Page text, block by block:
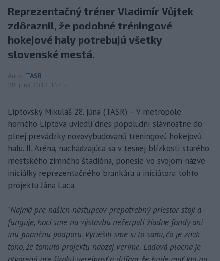
Reprezentačný tréner Vladimír Vůjtek
zdôraznil, že podobné tréningové
hokejové haly potrebujú všetky
slovenské mestá.
Autor TASR
28. júna 2014 16:15
Liptovský Mikuláš 28. júna (TASR) – V metropole
horného Liptova uviedli dnes popoludní slávnostne do
plnej prevádzky novovybudovanú tréningovú hokejovú
halu. JL Aréna, nachádzajúca sa v tesnej blízkosti starého
mestského zimného štadióna, ponesie vo svojom názve
iniciálky reprezentačného brankára a iniciátora tohto
projektu Jána Laca.
"Najmä pre našich nástupcov prepotrebný priestor stojí a
funguje, hoci sme na výstavbu nečerpali žiadne fondy ani
inú finančnú podporu. Vyriešili sme si to sami, čo je znak
toho, že tomuto projektu naozaj veríme. Ľadová plocha je